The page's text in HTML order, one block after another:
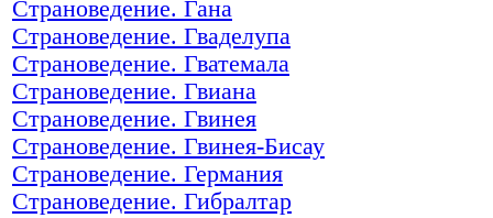
Страноведение. Гана
Страноведение. Гваделупа
Страноведение. Гватемала
Страноведение. Гвиана
Страноведение. Гвинея
Страноведение. Гвинея-Бисау
Страноведение. Германия
Страноведение. Гибралтар